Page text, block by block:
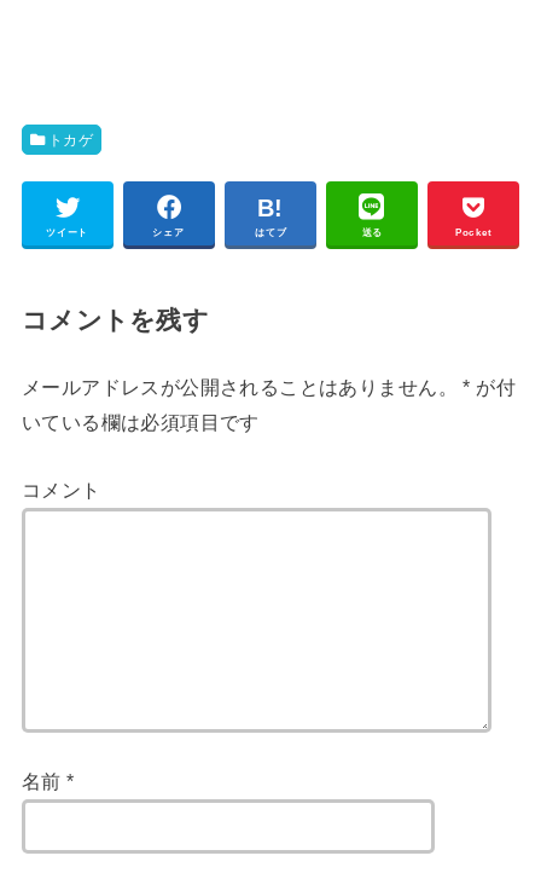
トカゲ
ツイート シェア はてブ 送る Pocket
コメントを残す
メールアドレスが公開されることはありません。 * が付
いている欄は必須項目です
コメント
名前*